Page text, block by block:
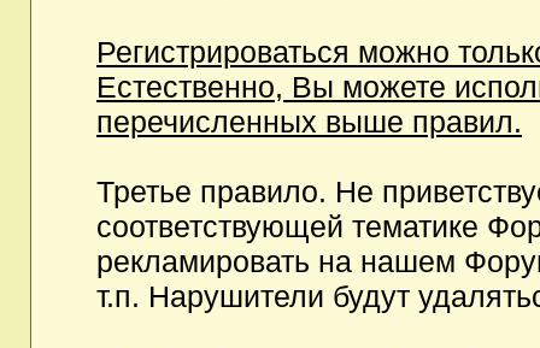
Регистрироваться можно
Естественно, Вы можете
перечисленных выше правил.
Третье правило. Не
соответствующей тематике
рекламировать на нашем
т.п. Нарушители будут